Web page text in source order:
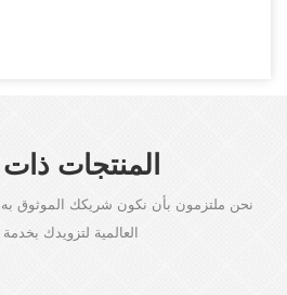
المنتجات
نحن ملتزمون بأن نكون شريكك الموثوق
العالمية لتزويدك بخدمة